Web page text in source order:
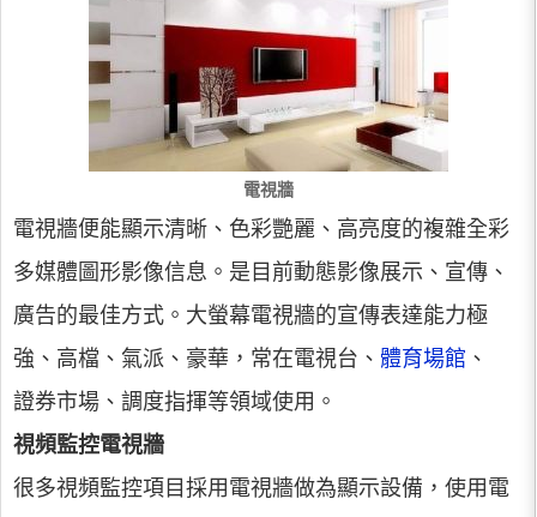
電視牆
電視牆便能顯示清晰、色彩艷麗、高亮度的複雜全彩
多媒體圖形影像信息。是目前動態影像展示、宣傳、
廣告的最佳方式。大螢幕電視牆的宣傳表達能力極
強、高檔、氣派、豪華，常在電視台、 體育場館 、
證券市場、調度指揮等領域使用。
視頻監控電視牆
很多視頻監控項目採用電視牆做為顯示設備，使用電